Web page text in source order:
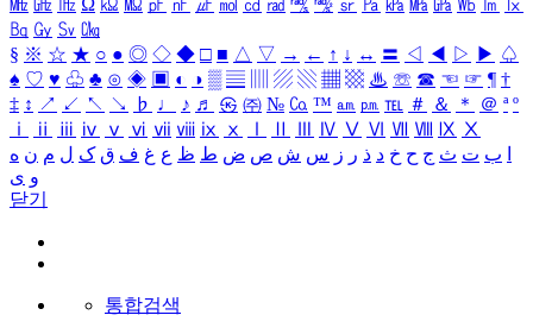
㎒ ㎓ ㎔ Ω ㏀ ㏁ ㎊ ㎋ ㎌ ㏖ ㏅ ㎭ ㎮ ㎯ ㏛ ㎩ ㎪ ㎫ ㎬ ㏝ ㏐
㏓
㏃ ㏉ ㏜ ㏆
§ ※ ☆ ★ ○ ● ◎ ◇ ◆ □ ■ △ ▽ → ← ↑ ↓ ↔ 〓 ◁ ◀ ▷ ▶ ♤
♠ ♡ ♥ ♧ ♣ ⊙ ◈ ▣ ◐ ◑ ▒ ▤ ▨ ▧ ▦ ▩ ♨ ☏ ☎ ☜ ☞ ¶ †
‡ ↕ ↗ ↙ ↖ ↘ ♭ ♩ ♪ ♬ ㉿ ㈜ № ㏇ ™ ㏂ ㏘ ℡ ＃ ＆ ＊ ＠ ª º
ⅰ
ⅱ ⅲ ⅳ ⅴ ⅵ ⅶ ⅷ ⅸ ⅹ Ⅳ Ⅴ Ⅵ Ⅶ Ⅷ Ⅸ Ⅹ
ب ت ث ج ح خ د ذ ر ز س ش ص ض ط ظ ع غ ف ق ک ل م ن ه
و ی
닫기
통합검색